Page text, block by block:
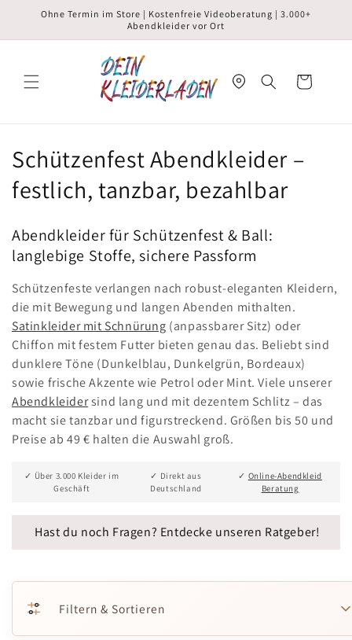
zumOhne Termin im Store | Kostenfreie Videoberatung | 3.000+
Abendkleider vor Ort
Warenkorb
Schützenfest Abendkleider –
festlich, tanzbar, bezahlbar
Abendkleider für Schützenfest & Ball:
langlebige Stoffe, sichere Passform
Schützenfeste verlangen nach robust-eleganten Kleidern,
die mit Bewegung und langen Abenden mithalten.
Satinkleider mit Schnürung (anpassbarer Sitz) oder
Chiffon mit festem Futter bieten genau das. Beliebt sind
dunklere Töne (Dunkelblau, Dunkelgrün, Bordeaux)
sowie frische Akzente wie Petrol oder Mint. Viele unserer
Abendkleidersind lang und mit dezentem Schlitz – das
macht sie tanzbar und figurstreckend. Größen bis 50 und
Preise ab 49 € halten die Auswahl groß.
✓ Über 3.000 Kleider im
Geschäft
✓ Direkt aus
Deutschland
✓ Online-Abendkleid
Beratung
Hast du noch Fragen? Entdecke unseren Ratgeber!
Filtern & Sortieren